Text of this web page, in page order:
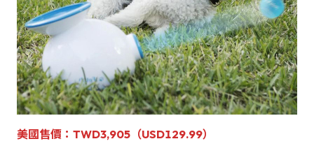
美國售價：TWD3,905（USD129.99）